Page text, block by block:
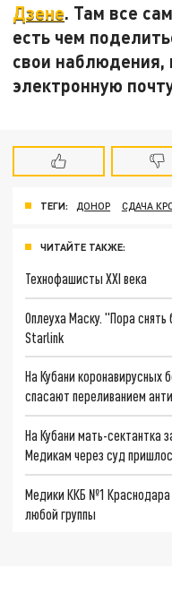
Дзене. Там все
есть чем
свои наблюдения,
электронную
ТЕГИ: ДОНОР СДАЧА
ЧИТАЙТЕ ТАКЖЕ:
Технофашисты XXI века
Оплеуха Маску. "Пора
Starlink
На Кубани коронавирусных
спасают переливанием
На Кубани мать-сектантка
Медикам через суд
Медики ККБ №1 Краснодара
любой группы